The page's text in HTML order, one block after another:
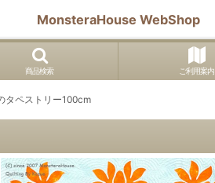
MonsteraHouse WebShop
商品検索 ご利用案内
タペストリー100cm